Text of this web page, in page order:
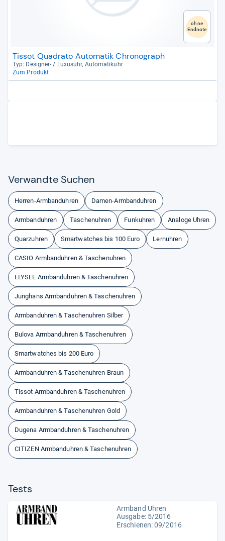
ohne
Endnote
Tissot Quadrato Automatik Chronograph
Typ: Desi­gner-​ / Luxu­suhr, Auto­ma­ti­k­uhr
Zum Produkt
Ver­wandte Suchen
Herren-Armbanduhren Damen-Armbanduhren
Armbanduhren Taschenuhren Funkuhren Analoge Uhren
Quarzuhren Smartwatches bis 100 Euro Lernuhren
CASIO Armbanduhren & Taschenuhren
ELYSEE Armbanduhren & Taschenuhren
Junghans Armbanduhren & Taschenuhren
Armbanduhren & Taschenuhren Silber
Bulova Armbanduhren & Taschenuhren
Smartwatches bis 200 Euro
Armbanduhren & Taschenuhren Braun
Tissot Armbanduhren & Taschenuhren
Armbanduhren & Taschenuhren Gold
Dugena Armbanduhren & Taschenuhren
CITIZEN Armbanduhren & Taschenuhren
Tests
Armband Uhren
Ausgabe: 5/2016
Erschienen: 09/2016